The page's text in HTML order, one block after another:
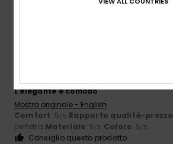
Kathleen25. luglio 2026
È elegante e comodo
Mostra originale - English
Comfort: 5/5 Rapporto qualità-prezzo
perfetta Materiale: 5/5 Colore: 5/5
Consiglio questo prodotto